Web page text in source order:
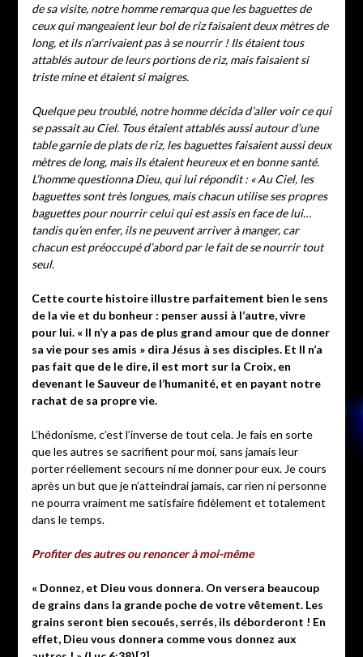
de sa visite, notre homme remarqua que les baguettes de
ceux qui mangeaient leur bol de riz faisaient deux mètres de
long, et ils n’arrivaient pas à se nourrir ! Ils étaient tous
attablés autour de leurs portions de riz, mais faisaient si
triste mine et étaient si maigres.
Quelque peu troublé, notre homme décida d’aller voir ce qui
se passait au Ciel. Tous étaient attablés aussi autour d’une
table garnie de plats de riz, les baguettes faisaient aussi deux
mètres de long, mais ils étaient heureux et en bonne santé.
L’homme questionna Dieu, qui lui répondit : « Au Ciel, les
baguettes sont très longues, mais chacun utilise ses propres
baguettes pour nourrir celui qui est assis en face de lui…
tandis qu’en enfer, ils ne peuvent arriver à manger, car
chacun est préoccupé d’abord par le fait de se nourrir tout
seul.
Cette courte histoire illustre parfaitement bien le sens
de la vie et du bonheur : penser aussi à l’autre, vivre
pour lui. « Il n’y a pas de plus grand amour que de donner
sa vie pour ses amis » dira Jésus à ses disciples. Et Il n’a
pas fait que de le dire, il est mort sur la Croix, en
devenant le Sauveur de l’humanité, et en payant notre
rachat de sa propre vie.
L’hédonisme, c’est l’inverse de tout cela. Je fais en sorte
que les autres se sacrifient pour moi, sans jamais leur
porter réellement secours ni me donner pour eux. Je cours
après un but que je n’atteindrai jamais, car rien ni personne
ne pourra vraiment me satisfaire fidèlement et totalement
dans le temps.
Profiter des autres ou renoncer à moi-même
« Donnez, et Dieu vous donnera. On versera beaucoup
de grains dans la grande poche de votre vêtement. Les
grains seront bien secoués, serrés, ils déborderont ! En
effet, Dieu vous donnera comme vous donnez aux